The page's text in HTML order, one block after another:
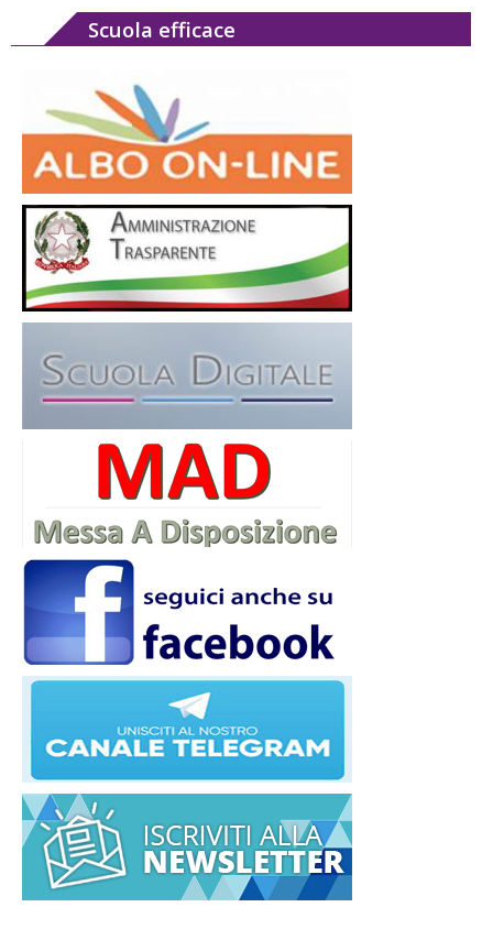
Scuola efficace